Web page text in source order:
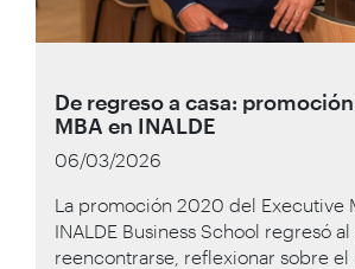
De regreso a casa:
MBA en INALDE
06/03/2026
La promoción 2020 del Executive
INALDE Business School regresó
reencontrarse, reflexionar sobre